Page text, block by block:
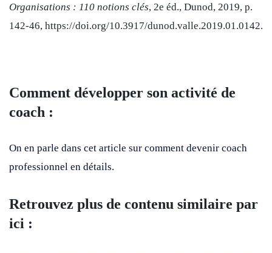
Organisations : 110 notions clés, 2e éd., Dunod, 2019, p.
142‑46, https://doi.org/10.3917/dunod.valle.2019.01.0142.
Comment développer son activité de
coach :
On en parle dans cet article sur comment devenir coach
professionnel en détails.
Retrouvez plus de contenu similaire par
ici :